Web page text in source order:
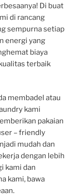
Di buat
di rancang
sempurna setiap
energi yang
biaya
terbaik
membadel atau
kami
pakaian
– friendly
mudah dan
dengan lebih
kami dan
kami, bawa